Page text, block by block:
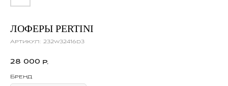
ЛОФЕРЫ PERTINI
Артикул: 232w32416d3
28 000 р.
Бренд